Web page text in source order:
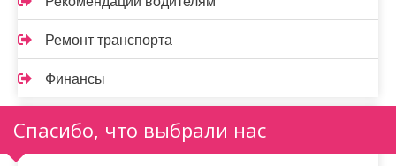
Ремонт транспорта
Финансы
Спасибо, что выбрали нас